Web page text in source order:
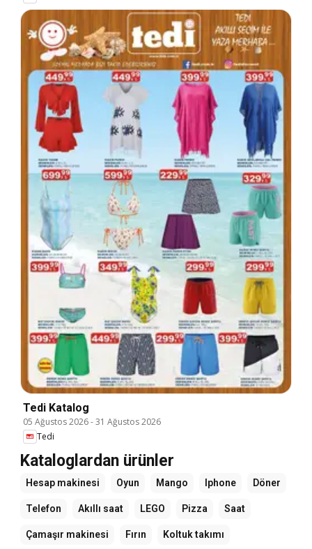
Tedi Katalog
05 Ağustos 2026-31 Ağustos 2026
Tedi
Kataloglardan ürünler
Hesap makinesi Oyun Mango Iphone Döner
Telefon Akıllı saat LEGO Pizza Saat
Çamaşır makinesi Fırın Koltuk takımı